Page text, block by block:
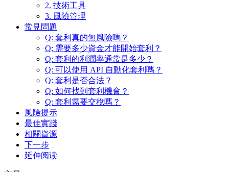
2. 技術工具
3. 風險管理
常見問題
Q: 套利真的無風險嗎？
Q: 需要多少資金才能開始套利？
Q: 套利的利潤率通常是多少？
Q: 可以使用 API 自動化套利嗎？
Q: 套利是否合法？
Q: 如何找到套利機會？
Q: 套利需要交稅嗎？
風險提示
最佳實踐
相關資源
下一步
延伸阅读